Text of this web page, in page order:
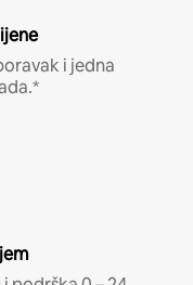
i jedna